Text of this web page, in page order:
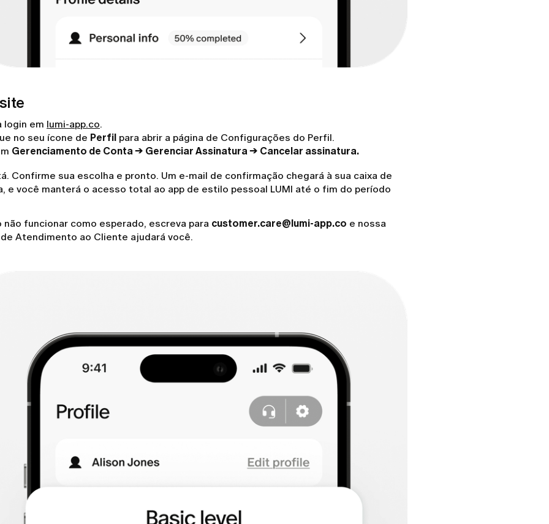
login em lumi-app.co.
no seu ícone de Perfil para abrir a página de Configurações do Perfil.
Gerenciamento de Conta → Gerenciar Assinatura → Cancelar assinatura.
Confirme sua escolha e pronto. Um e-mail de confirmação chegará à sua caixa de
e você manterá o acesso total ao app de estilo pessoal LUMI até o fim do período
não funcionar como esperado, escreva para customer.care@lumi-app.co e nossa
Atendimento ao Cliente ajudará você.